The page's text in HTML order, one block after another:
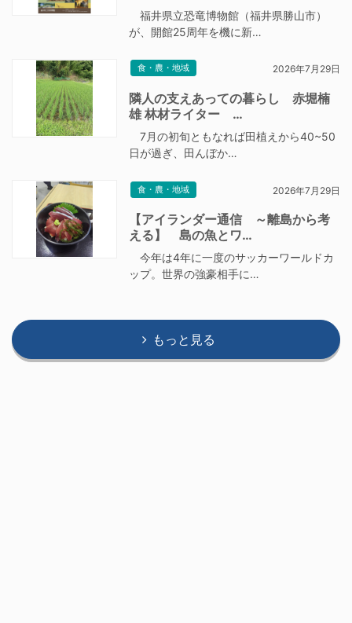
福井県立恐竜博物館（福井県勝山市）
が、開館25周年を機に新…
食・農・地域 2026年7月29日
隣人の支えあっての暮らし 赤堀楠
雄 林材ライター …
7月の初旬ともなれば田植えから40~50
日が過ぎ、田んぼか…
食・農・地域 2026年7月29日
【アイランダー通信 ～離島から考
える】 島の魚とワ…
今年は4年に一度のサッカーワールドカ
ップ。世界の強豪相手に…
もっと見る